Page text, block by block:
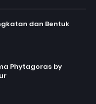
dan Bentuk
Phytagoras by